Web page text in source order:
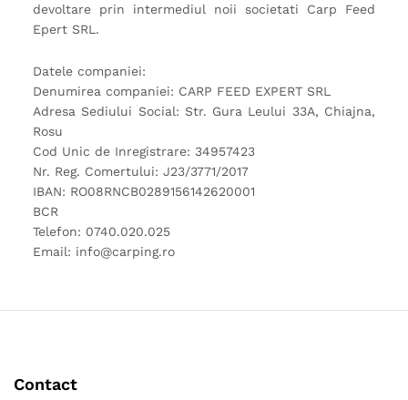
devoltare prin intermediul noii societati Carp Feed
Epert SRL.
Datele companiei:
Denumirea companiei: CARP FEED EXPERT SRL
Adresa Sediului Social: Str. Gura Leului 33A, Chiajna,
Rosu
Cod Unic de Inregistrare: 34957423
Nr. Reg. Comertului: J23/3771/2017
IBAN: RO08RNCB0289156142620001
BCR
Telefon: 0740.020.025
Email: info@carping.ro
Contact